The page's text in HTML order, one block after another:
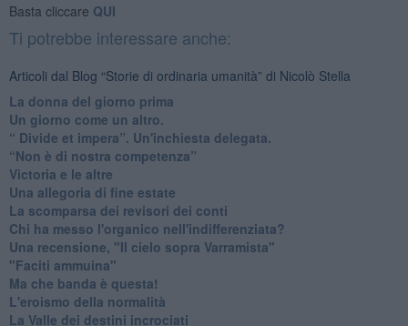
Basta cliccare QUI
Ti potrebbe interessare anche:
Articoli dal Blog “Storie di ordinaria umanità” di Nicolò Stella
​La donna del giorno prima
​Un giorno come un altro.
​“ Divide et impera”. Un'inchiesta delegata.
“Non è di nostra competenza”
​Victoria e le altre
Una allegoria di fine estate
La scomparsa dei revisori dei conti
Chi ha messo l'organico nell'indifferenziata?
Una recensione, "Il cielo sopra Varramista"
​"Faciti ammuina"
Ma che banda è questa!
L'eroismo della normalità
​La Valle dei destini incrociati